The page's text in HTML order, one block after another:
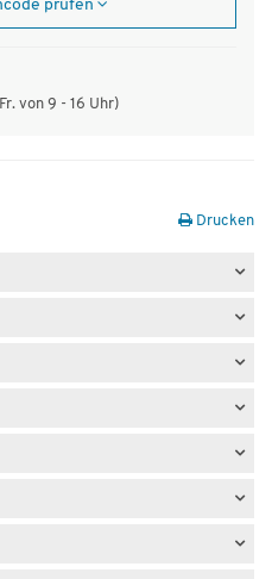
prüfen
von 9 - 16 Uhr)
Drucken